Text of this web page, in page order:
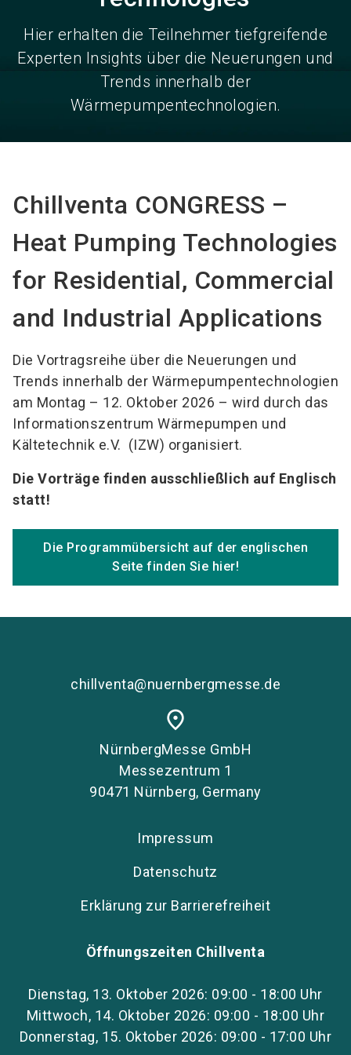
Hier erhalten die Teilnehmer tiefgreifende
Experten Insights über die Neuerungen und
Trends innerhalb der
Wärmepumpentechnologien.
Chillventa CONGRESS –
Heat Pumping Technologies
for Residential, Commercial
and Industrial Applications
Die Vortragsreihe über die Neuerungen und
Trends innerhalb der Wärmepumpentechnologien
am Montag – 12. Oktober 2026 – wird durch das
Informationszentrum Wärmepumpen und
Kältetechnik e.V. (IZW) organisiert.
Die Vorträge finden ausschließlich auf Englisch
statt!
Die Programmübersicht auf der englischen
Seite finden Sie hier!
chillventa@nuernbergmesse.de
place
NürnbergMesse GmbH
Messezentrum 1
90471 Nürnberg, Germany
Impressum
Datenschutz
Erklärung zur Barrierefreiheit
Öffnungszeiten Chillventa
Dienstag, 13. Oktober 2026: 09:00 - 18:00 Uhr
Mittwoch, 14. Oktober 2026: 09:00 - 18:00 Uhr
Donnerstag, 15. Oktober 2026: 09:00 - 17:00 Uhr